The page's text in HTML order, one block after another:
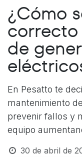
¿Cómo
de
En Pesatto te
mantenimiento
prevenir fallos y
equipo
30 de abril de